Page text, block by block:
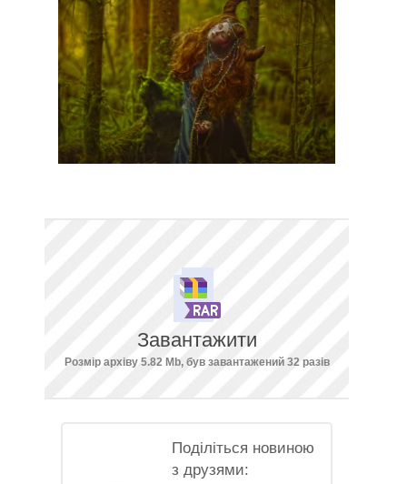
Завантажити
Розмір архіву 5.82 Mb, був завантажений 32 разів
Поділіться новиною
з друзями: